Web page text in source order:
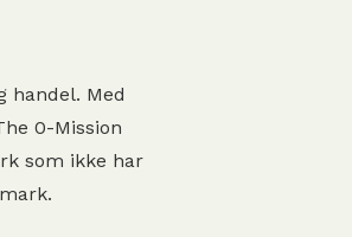
handel. Med
0-Mission
som ikke har